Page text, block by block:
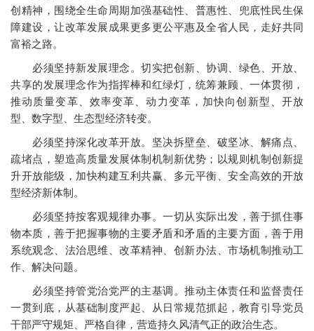
创精神，围绕全生命周期加强基础性、普惠性、兜底性民生保
障建设，让改革发展成果更多更公平惠及全省人民，走好共同
富裕之路。
必须坚持新发展理念。切实把创新、协调、绿色、开放、
共享的发展理念作为指挥棒和红绿灯，统筹兼顾、一体贯彻，
推动质量变革、效率变革、动力变革，加快向创新型、开放
型、数字型、生态型经济转变。
必须坚持深化改革开放。坚决拆壁垒、破坚冰、解痛点、
疏堵点，塑造高质量发展体制机制新优势；以规则机制创新提
升开放能级，加快构建互利共赢、多元平衡、安全高效的开放
型经济新体制。
必须坚持按客观规律办事。一切从实际出发，善于抓住事
物本质，善于把握事物的主要矛盾和矛盾的主要方面，善于用
系统观念、法治思维、改革精神、创新办法、市场机制推动工
作、解决问题。
必须坚持管党治党严的主基调。推动主体责任和监督责任
一贯到底，从基础制度严起、从日常规范抓起，教育引导党员
干部严守规矩、严格自律，营造持久风清气正的政治生态。